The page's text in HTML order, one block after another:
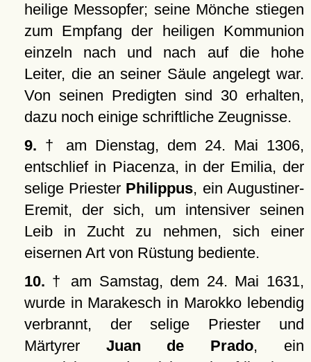
heilige Messopfer; seine Mönche stiegen
zum Empfang der heiligen Kommunion
einzeln nach und nach auf die hohe
Leiter, die an seiner Säule angelegt war.
Von seinen Predigten sind 30 erhalten,
dazu noch einige schriftliche Zeugnisse.
9. † am Dienstag, dem 24. Mai 1306,
entschlief in Piacenza, in der Emilia, der
selige Priester Philippus, ein Augustiner-
Eremit, der sich, um intensiver seinen
Leib in Zucht zu nehmen, sich einer
eisernen Art von Rüstung bediente.
10. † am Samstag, dem 24. Mai 1631,
wurde in Marakesch in Marokko lebendig
verbrannt, der selige Priester und
Märtyrer Juan de Prado, ein